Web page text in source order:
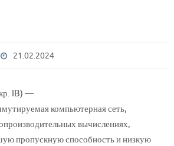
21.02.2024
IB) —
компьютерная сеть,
вычислениях,
пропускную способность и низкую